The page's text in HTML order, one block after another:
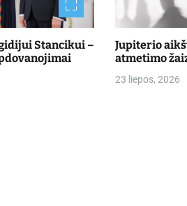
Stancikui –
Jupiterio
atmetimo
23 liepos, 2026